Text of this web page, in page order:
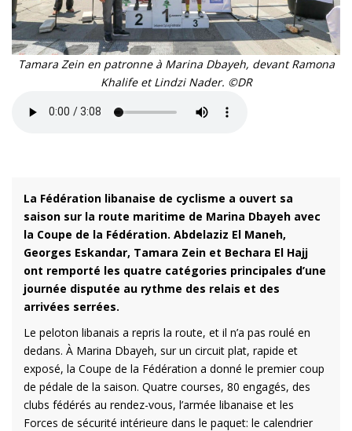
Tamara Zein en patronne à Marina Dbayeh, devant Ramona
Khalife et Lindzi Nader. ©DR
La Fédération libanaise de cyclisme a ouvert sa
saison sur la route maritime de Marina Dbayeh avec
la Coupe de la Fédération. Abdelaziz El Maneh,
Georges Eskandar, Tamara Zein et Bechara El Hajj
ont remporté les quatre catégories principales d’une
journée disputée au rythme des relais et des
arrivées serrées.
Le peloton libanais a repris la route, et il n’a pas roulé en
dedans. À Marina Dbayeh, sur un circuit plat, rapide et
exposé, la Coupe de la Fédération a donné le premier coup
de pédale de la saison. Quatre courses, 80 engagés, des
clubs fédérés au rendez-vous, l’armée libanaise et les
Forces de sécurité intérieure dans le paquet: le calendrier